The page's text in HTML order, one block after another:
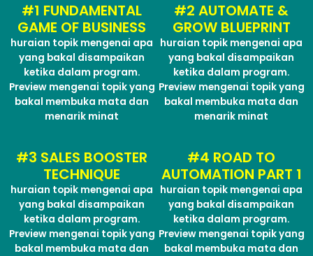
#1 FUNDAMENTAL
GAME OF BUSINESS
huraian topik mengenai apa
yang bakal disampaikan
ketika dalam program.
Preview mengenai topik yang
bakal membuka mata dan
menarik minat
#2 AUTOMATE &
GROW BLUEPRINT
huraian topik mengenai apa
yang bakal disampaikan
ketika dalam program.
Preview mengenai topik yang
bakal membuka mata dan
menarik minat
#3 SALES BOOSTER
TECHNIQUE
huraian topik mengenai apa
yang bakal disampaikan
ketika dalam program.
Preview mengenai topik yang
bakal membuka mata dan
#4 ROAD TO
AUTOMATION PART 1
huraian topik mengenai apa
yang bakal disampaikan
ketika dalam program.
Preview mengenai topik yang
bakal membuka mata dan